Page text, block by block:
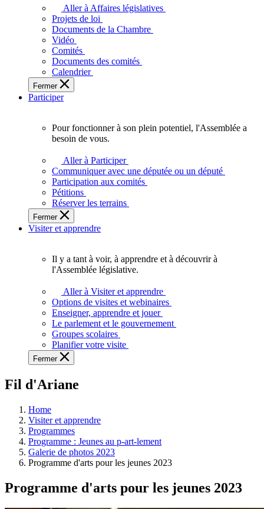
adopte
touchent
des
Ontariennes
et
Aller à Affaires législatives
Projets de loi
Documents de la Chambre
Vidéo
Comités
Documents des comités
Calendrier
Fermer
Participer
plein
potentiel,
l'Assemblée
a
besoin
de
Pour fonctionner à son plein potentiel, l'Assemblée a
besoin de vous.
Aller à Participer
Communiquer avec une députée ou un député
Participation aux comités
Pétitions
Réserver les terrains
Fermer
Visiter et apprendre
voir,
apprendre
et
à
à
législative.
Il y a tant à voir, à apprendre et à découvrir à
l'Assemblée législative.
Aller à Visiter et apprendre
Options de visites et webinaires
Enseigner, apprendre et jouer
Le parlement et le gouvernement
Groupes scolaires
Planifier votre visite
Fermer
Fil d'Ariane
Home
Visiter et apprendre
Programmes
Programme : Jeunes au p-art-lement
Galerie de photos 2023
Programme d'arts pour les jeunes 2023
Programme d'arts pour les jeunes 2023